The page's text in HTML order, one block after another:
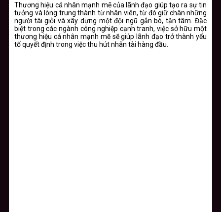
Thương hiệu cá nhân mạnh mẽ của lãnh đạo giúp tạo ra sự tin
tưởng và lòng trung thành từ nhân viên, từ đó giữ chân những
người tài giỏi và xây dựng một đội ngũ gắn bó, tận tâm. Đặc
biệt trong các ngành công nghiệp cạnh tranh, việc sở hữu một
thương hiệu cá nhân mạnh mẽ sẽ giúp lãnh đạo trở thành yếu
tố quyết định trong việc thu hút nhân tài hàng đầu.